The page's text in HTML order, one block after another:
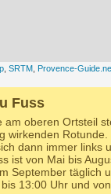
SRTM Provence-
Fuss
am oberen Ortsteil
wirkenden
dann immer links
ist von Mai bis
September täglich
13:00 Uhr und